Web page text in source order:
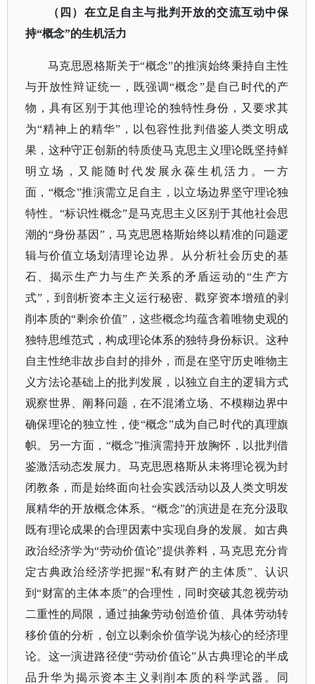
（四）在立足自主与批判开放的交流互动中保
持“概念”的生机活力
马克思恩格斯关于“概念”的推演始终秉持自主性
与开放性辩证统一，既强调“概念”是自己时代的产
物，具有区别于其他理论的独特性身份，又要求其
为“精神上的精华”，以包容性批判借鉴人类文明成
果，这种守正创新的特质使马克思主义理论既坚持鲜
明立场，又能随时代发展永葆生机活力。一方
面，“概念”推演需立足自主，以立场边界坚守理论独
特性。“标识性概念”是马克思主义区别于其他社会思
潮的“身份基因”，马克思恩格斯始终以精准的问题逻
辑与价值立场划清理论边界。从分析社会历史的基
石、揭示生产力与生产关系的矛盾运动的“生产方
式”，到剖析资本主义运行秘密、戳穿资本增殖的剥
削本质的“剩余价值”，这些概念均蕴含着唯物史观的
独特思维范式，构成理论体系的独特身份标识。这种
自主性绝非故步自封的排外，而是在坚守历史唯物主
义方法论基础上的批判发展，以独立自主的逻辑方式
观察世界、阐释问题，在不混淆立场、不模糊边界中
确保理论的独立性，使“概念”成为自己时代的真理旗
帜。另一方面，“概念”推演需持开放胸怀，以批判借
鉴激活动态发展力。马克思恩格斯从未将理论视为封
闭教条，而是始终面向社会实践活动以及人类文明发
展精华的开放概念体系。“概念”的演进是在充分汲取
既有理论成果的合理因素中实现自身的发展。如古典
政治经济学为“劳动价值论”提供养料，马克思充分肯
定古典政治经济学把握“私有财产的主体质”、认识
到“财富的主体本质”的合理性，同时突破其忽视劳动
二重性的局限，通过抽象劳动创造价值、具体劳动转
移价值的分析，创立以剩余价值学说为核心的经济理
论。这一演进路径使“劳动价值论”从古典理论的半成
品升华为揭示资本主义剥削本质的科学武器。同